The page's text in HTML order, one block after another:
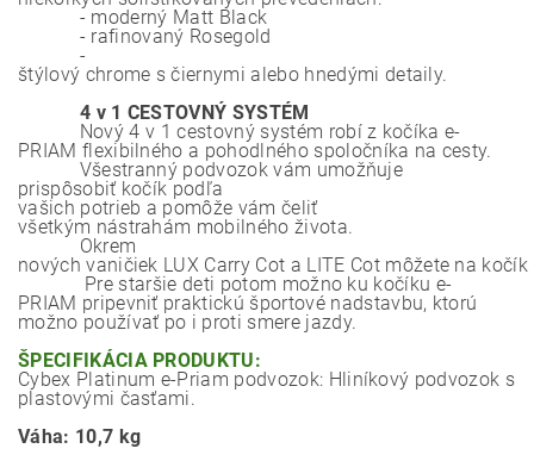
- moderný Matt Black
- rafinovaný Rosegold
-
štýlový chrome s čiernymi alebo hnedými detaily.
4 v 1 CESTOVNÝ SYSTÉM
Nový 4 v 1 cestovný systém robí z kočíka e-
PRIAM flexibilného a pohodlného spoločníka na cesty.
Všestranný podvozok vám umožňuje
prispôsobiť kočík podľa
vašich potrieb a pomôže vám čeliť
všetkým nástrahám mobilného života.
Okrem
nových vaničiek LUX Carry Cot a LITE Cot môžete na kočík
Pre staršie deti potom možno ku kočíku e-
PRIAM pripevniť praktickú športové nadstavbu, ktorú
možno používať po i proti smere jazdy.
ŠPECIFIKÁCIA PRODUKTU:
Cybex Platinum e-Priam podvozok: Hliníkový podvozok s
plastovými časťami.
Váha: 10,7 kg